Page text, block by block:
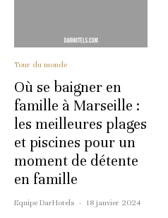
Tour du monde
Où se baigner en
famille à Marseille :
les meilleures plages
et piscines pour un
moment de détente
en famille
Equipe DarHotels · 18 janvier 2024